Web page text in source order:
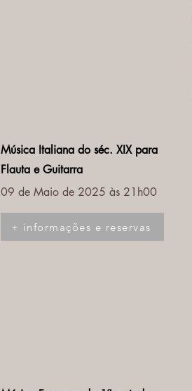
Música Italiana do séc. XIX para
Flauta e Guitarra
09 de Maio de 2025 às 21h00
+ informações e reservas